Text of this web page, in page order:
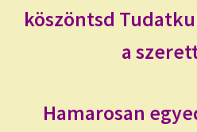
köszöntsd
a
Hamarosan